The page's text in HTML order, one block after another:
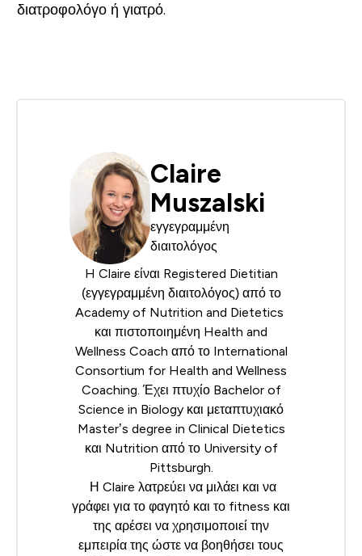
διατροφολόγο ή γιατρό.
Claire
Muszalski
εγγεγραμμένη
διαιτολόγος
H Claire είναι Registered Dietitian
(εγγεγραμμένη διαιτολόγος) από το
Academy of Nutrition and Dietetics
και πιστοποιημένη Health and
Wellness Coach από το International
Consortium for Health and Wellness
Coaching . Έχει πτυχίο Bachelor of
Science in Biology και μεταπτυχιακό
Master’s degree in Clinical Dietetics
και Nutrition από το University of
Pittsburgh.
Η Claire λατρεύει να μιλάει και να
γράφει για το φαγητό και το fitness και
της αρέσει να χρησιμοποιεί την
εμπειρία της ώστε να βοηθήσει τους